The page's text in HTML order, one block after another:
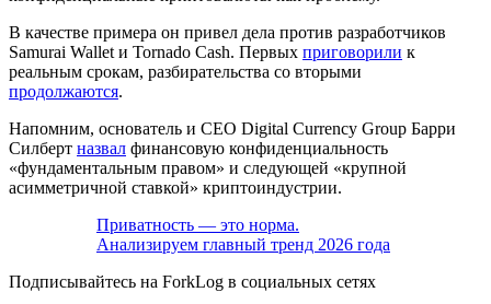
В качестве примера он привел дела против разработчиков
Samurai Wallet и Tornado Cash. Первых приговорили к
реальным срокам, разбирательства со вторыми
продолжаются.
Напомним, основатель и CEO Digital Currency Group Барри
Силберт назвал финансовую конфиденциальность
«фундаментальным правом» и следующей «крупной
асимметричной ставкой» криптоиндустрии.
Приватность — это норма.
Анализируем главный тренд 2026 года
Подписывайтесь на ForkLog в социальных сетях